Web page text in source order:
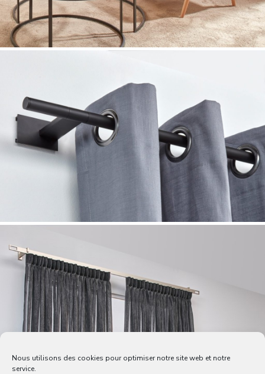
Nous utilisons des cookies pour optimiser notre site web et notre
service.